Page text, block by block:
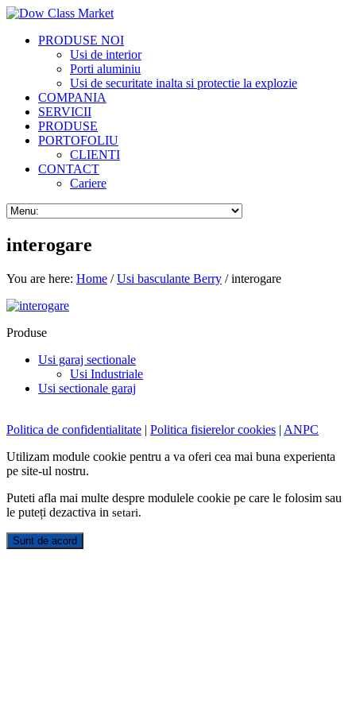
PRODUSE NOI
Usi de interior
Porti aluminiu
Usi de securitate inalta si protectie la explozie
COMPANIA
SERVICII
PRODUSE
PORTOFOLIU
CLIENTI
CONTACT
Cariere
interogare
You are here: Home /Usi basculante Berry / interogare
Produse
Usi garaj sectionale
Usi Industriale
Usi sectionale garaj
Politica de confidentialitate | Politica fisierelor cookies | ANPC
Utilizam module cookie pentru a va oferi cea mai buna experienta
pe site-ul nostru.
Puteti afla mai multe despre modulele cookie pe care le folosim sau
le puteți dezactiva in setari.
Sunt de acord